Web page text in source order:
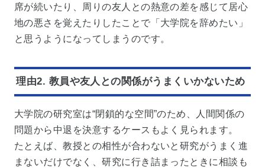
席が続いたり、周りの友人との熱意の差を感じて居心
地の悪さを覚えたりしたことで「大学院を辞めたい」
と思うようになってしまうのです。
理由2. 教員や友人との関係がうまくいかないため
大学院の研究室は“閉鎖的な空間”のため、人間関係の
問題から中退を決意するケースもよく見られます。
たとえば、教授との相性が合わないと研究がうまく進
まないだけでなく、研究に行き詰まったときに相談も